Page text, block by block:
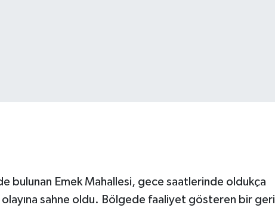
bulunan Emek Mahallesi, gece saatlerinde oldukça
olayına sahne oldu. Bölgede faaliyet gösteren bir geri